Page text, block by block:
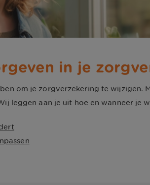
in je
om je zorgverzekering te
leggen aan je uit hoe en wanneer